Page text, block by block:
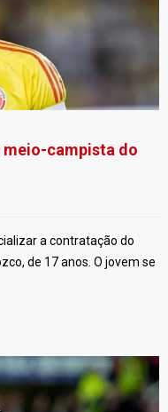
meio-campista do
a contratação do
de 17 anos. O jovem se